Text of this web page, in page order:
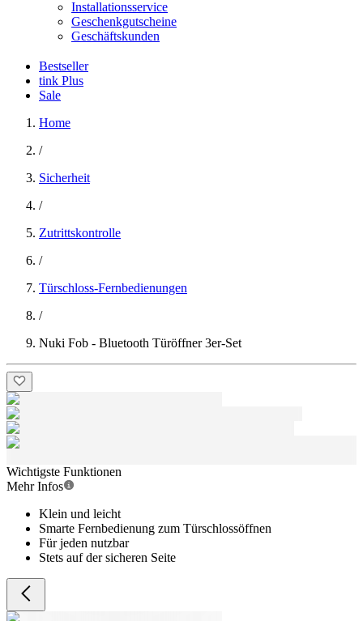
Installationsservice
Geschenkgutscheine
Geschäftskunden
Bestseller
tink Plus
Sale
Home
/
Sicherheit
/
Zutrittskontrolle
/
Türschloss-Fernbedienungen
/
Nuki Fob - Bluetooth Türöffner 3er-Set
Wichtigste Funktionen
Mehr Infos
Klein und leicht
Smarte Fernbedienung zum Türschlossöffnen
Für jeden nutzbar
Stets auf der sicheren Seite